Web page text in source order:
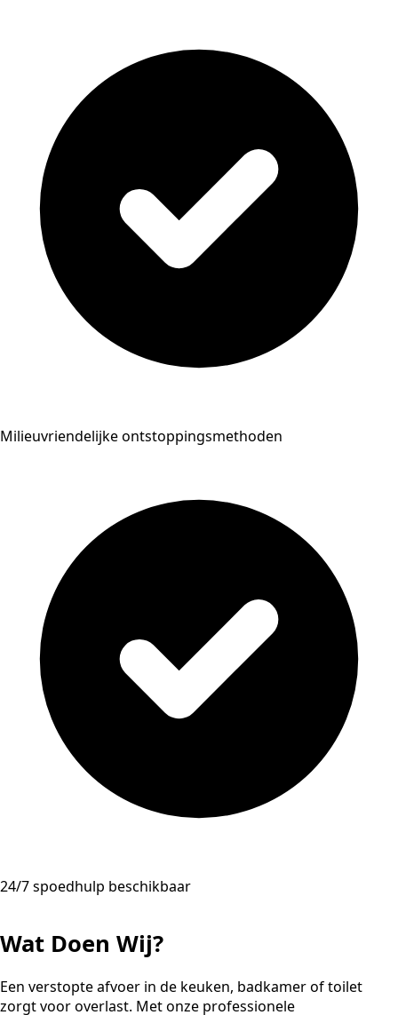
Milieuvriendelijke ontstoppingsmethoden
24/7 spoedhulp beschikbaar
Wat Doen Wij?
Een verstopte afvoer in de keuken, badkamer of toilet
zorgt voor overlast. Met onze professionele